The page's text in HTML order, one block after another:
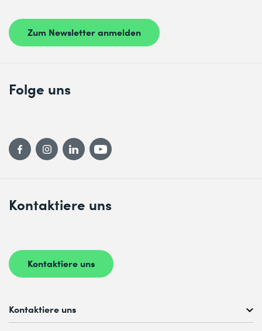
Zum Newsletter anmelden
Kontaktiere uns
Kontaktiere uns
Folge uns
Kontaktiere uns